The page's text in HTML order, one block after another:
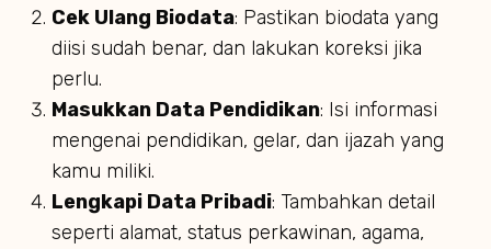
Cek Ulang Biodata: Pastikan biodata yang
diisi sudah benar, dan lakukan koreksi jika
perlu.
Masukkan Data Pendidikan: Isi informasi
mengenai pendidikan, gelar, dan ijazah yang
kamu miliki.
Lengkapi Data Pribadi: Tambahkan detail
seperti alamat, status perkawinan, agama,